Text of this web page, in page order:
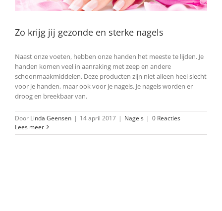
Zo krijg jij gezonde en sterke nagels
Naast onze voeten, hebben onze handen het meeste te lijden. Je
handen komen veel in aanraking met zeep en andere
schoonmaakmiddelen. Deze producten zijn niet alleen heel slecht
voor je handen, maar ook voor je nagels. Je nagels worden er
droog en breekbaar van.
Door Linda Geensen | 14 april 2017 | Nagels | 0 Reacties
Lees meer